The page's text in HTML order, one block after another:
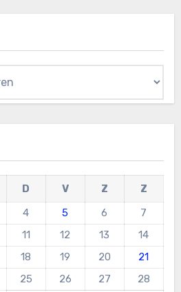
D V Z
Z
4 5 6
7
11 12 13
14
18 19 20
21
25 26 27 28